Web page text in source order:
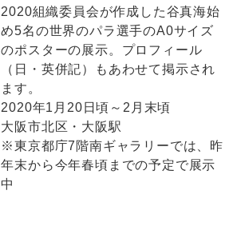
2020組織委員会が作成した谷真海始
め5名の世界のパラ選手のA0サイズ
のポスターの展示。プロフィール
（日・英併記）もあわせて掲示され
ます。
2020年1月20日頃～2月末頃
大阪市北区・大阪駅
※東京都庁7階南ギャラリーでは、昨
年末から今年春頃までの予定で展示
中